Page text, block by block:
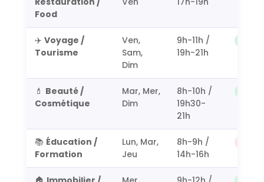
Food
✈️ Voyage /
Tourisme
Ven,
Sam,
Dim
9h-11h /
19h-21h
💄 Beauté /
Cosmétique
Mar, Mer,
Dim
8h-10h /
19h30-
21h
📚 Éducation /
Formation
Lun, Mar,
Jeu
8h-9h /
14h-16h